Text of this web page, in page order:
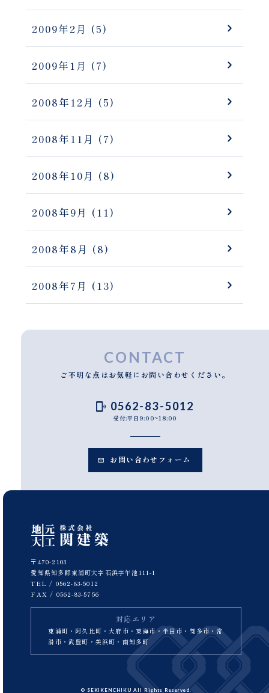
2009年2月 (5)
2009年1月 (7)
2008年12月 (5)
2008年11月 (7)
2008年10月 (8)
2008年9月 (11)
2008年8月 (8)
2008年7月 (13)
CONTACT
ご不明な点はお気軽にお問い合わせください。
0562-83-5012
受付:平日9:00~18:00
お問い合わせフォーム
〒470-2103
愛知県知多郡東浦町大字石浜字午池111-1
TEL / 0562-83-5012
FAX / 0562-83-5756
対応エリア
東浦町・阿久比町・大府市・東海市・半田市・知多市・常
滑市・武豊町・美浜町・南知多町
© SEKIKENCHIKU All Rights Reserved.